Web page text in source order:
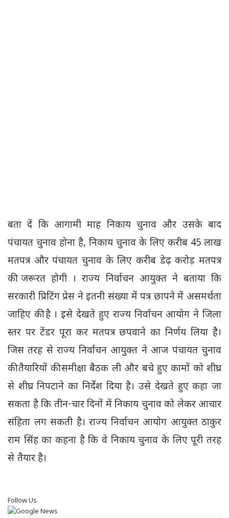
बता दें कि आगामी माह निकाय चुनाव और उसके बाद
पंचायत चुनाव होना है, निकाय चुनाव के लिए करीब 45 लाख
मतपत्र और पंचायत चुनाव के लिए करीब डेढ़ करोड़ मतपत्र
की जरूरत होगी । राज्य निर्वाचन आयुक्त ने बताया कि
सरकारी प्रिटिंग प्रेस ने इतनी संख्या में पत्र छापने में असमर्थता
जाहिए की है । इसे देखते हुए राज्य निर्वाचन आयोग ने जिला
स्तर पर टेंडर पूरा कर मतपत्र छपवाने का निर्णय लिया है।
जिस तरह से राज्य निर्वाचन आयुक्त ने आज पंचायत चुनाव
की तैयारियों की समीक्षा बैठक ली और बचे हुए कामों को शीघ्र
से शीघ्र निपटाने का निर्देश दिया है। उसे देखते हुए कहा जा
सकता है कि तीन-चार दिनों में निकाय चुनाव को लेकर आचार
संहिता लग सकती है। राज्य निर्वाचन आयोग आयुक्त ठाकुर
राम सिंह का कहना है कि वे निकाय चुनाव के लिए पूरी तरह
से तैयार है।
Follow Us